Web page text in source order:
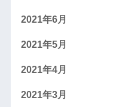
2021年6月
2021年5月
2021年4月
2021年3月